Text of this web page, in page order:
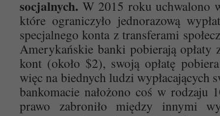
socjalnych. W 2015 roku uchwalono
które ograniczyło jednorazową
specjalnego konta z transferami
Amerykańskie banki pobierają opłaty
kont (około $2), swoją opłatę
więc na biednych ludzi wypłacających
bankomacie nałożono coś w rodzaju
prawo zabroniło między innymi